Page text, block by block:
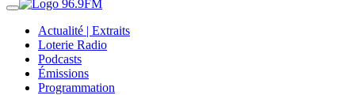
Actualité | Extraits
Loterie Radio
Podcasts
Émissions
Programmation